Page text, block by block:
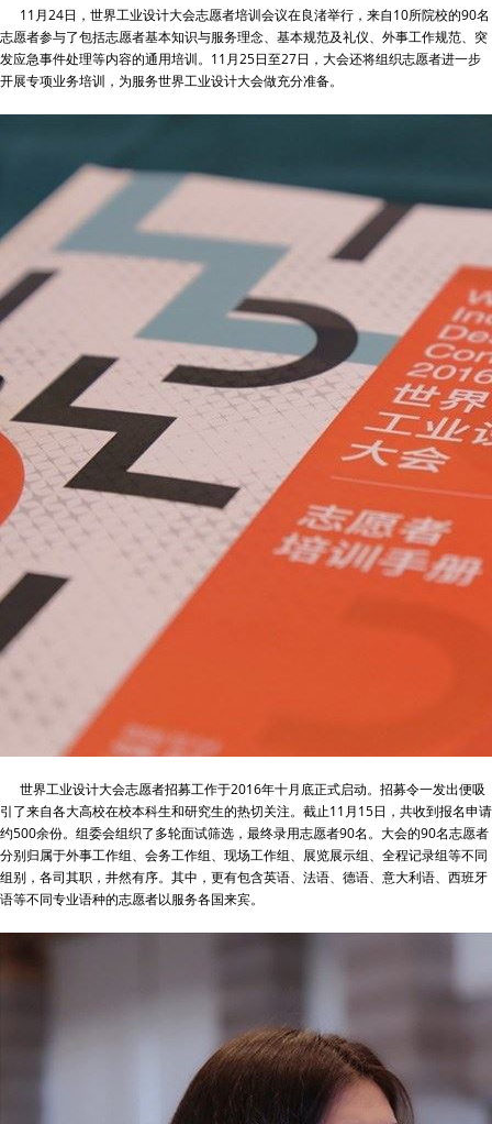
11月24日，世界工业设计大会志愿者培训会议在良渚举行，来自10所院校的90名
志愿者参与了包括志愿者基本知识与服务理念、基本规范及礼仪、外事工作规范、突
发应急事件处理等内容的通用培训。11月25日至27日，大会还将组织志愿者进一步
开展专项业务培训，为服务世界工业设计大会做充分准备。
世界工业设计大会志愿者招募工作于2016年十月底正式启动。招募令一发出便吸
引了来自各大高校在校本科生和研究生的热切关注。截止11月15日，共收到报名申请
约500余份。组委会组织了多轮面试筛选，最终录用志愿者90名。大会的90名志愿者
分别归属于外事工作组、会务工作组、现场工作组、展览展示组、全程记录组等不同
组别，各司其职，井然有序。其中，更有包含英语、法语、德语、意大利语、西班牙
语等不同专业语种的志愿者以服务各国来宾。